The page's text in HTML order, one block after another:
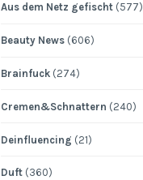
Aus dem Netz gefischt(577)
Beauty News(606)
Brainfuck(274)
Cremen&Schnattern (240)
Deinfluencing (21)
Duft(360)